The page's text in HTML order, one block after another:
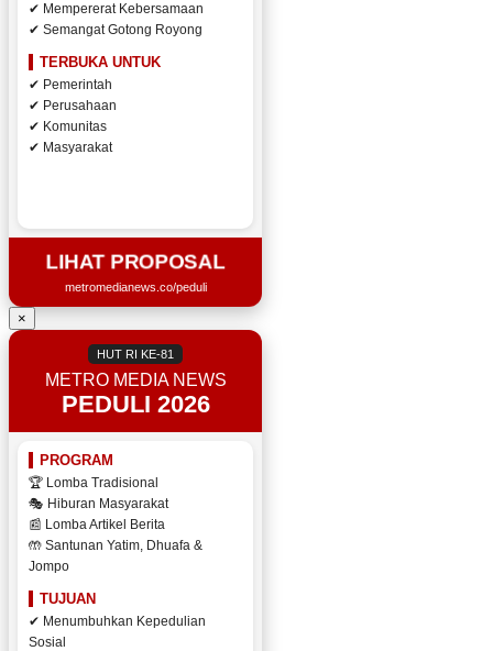
✔ Mempererat Kebersamaan
✔ Semangat Gotong Royong
TERBUKA UNTUK
✔ Pemerintah
✔ Perusahaan
✔ Komunitas
✔ Masyarakat
LIHAT PROPOSAL
metromedianews.co/peduli
×
HUT RI KE-81
METRO MEDIA NEWS
PEDULI 2026
PROGRAM
🏆 Lomba Tradisional
🎭 Hiburan Masyarakat
📰 Lomba Artikel Berita
🤲 Santunan Yatim, Dhuafa &
Jompo
TUJUAN
✔ Menumbuhkan Kepedulian
Sosial